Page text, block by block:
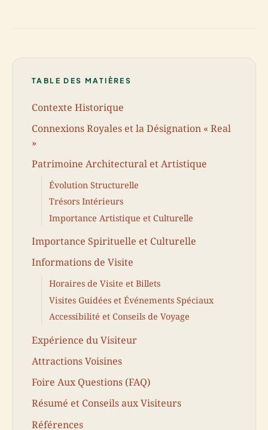
TABLE DES MATIÈRES
Contexte Historique
Connexions Royales et la Désignation « Real
»
Patrimoine Architectural et Artistique
Évolution Structurelle
Trésors Intérieurs
Importance Artistique et Culturelle
Importance Spirituelle et Culturelle
Informations de Visite
Horaires de Visite et Billets
Visites Guidées et Événements Spéciaux
Accessibilité et Conseils de Voyage
Expérience du Visiteur
Attractions Voisines
Foire Aux Questions (FAQ)
Résumé et Conseils aux Visiteurs
Références